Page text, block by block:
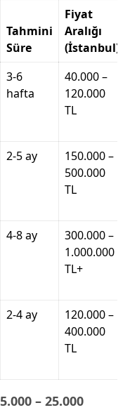
Tahmini
Süre
Fiyat
Aralığı
(İstanbul)
3-6
hafta
40.000 –
120.000
TL
2-5 ay
150.000 –
500.000
TL
4-8 ay
300.000 –
1.000.000
TL+
2-4 ay
120.000 –
400.000
TL
5.000 – 25.000